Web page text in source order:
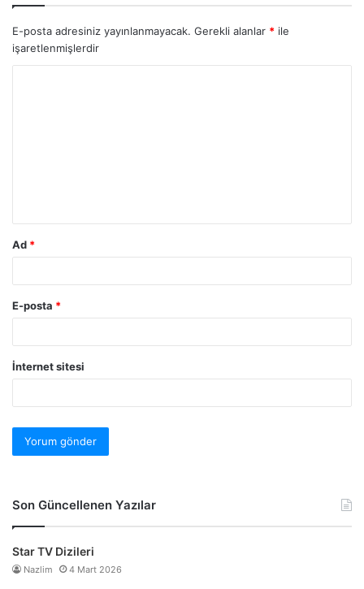
E-posta adresiniz yayınlanmayacak. Gerekli alanlar * ile
işaretlenmişlerdir
Ad *
E-posta *
İnternet sitesi
Son Güncellenen Yazılar
Star TV Dizileri
Nazlim 4 Mart 2026